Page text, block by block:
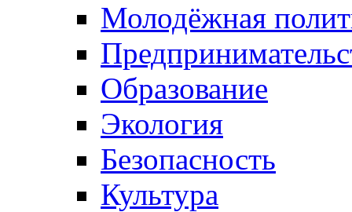
Молодёжная
Образование
Экология
Безопасность
Культура